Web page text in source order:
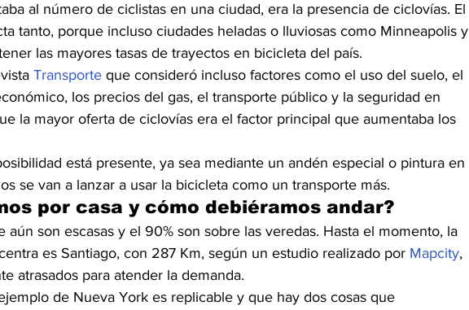
al número de ciclistas en una ciudad, era la presencia de ciclovías. El
tanto, porque incluso ciudades heladas o lluviosas como Minneapolis y
las mayores tasas de trayectos en bicicleta del país.
Transporte que consideró incluso factores como el uso del suelo, el
los precios del gas, el transporte público y la seguridad en
la mayor oferta de ciclovías era el factor principal que aumentaba los
está presente, ya sea mediante un andén especial o pintura en
se van a lanzar a usar la bicicleta como un transporte más.
por casa y cómo debiéramos andar?
aún son escasas y el 90% son sobre las veredas. Hasta el momento, la
es Santiago, con 287 Km, según un estudio realizado por Mapcity,
atrasados para atender la demanda.
de Nueva York es replicable y que hay dos cosas que